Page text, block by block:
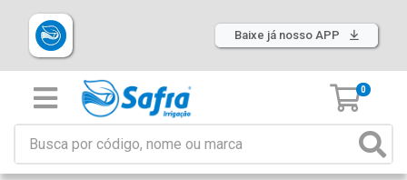
Baixe já nosso APP
0